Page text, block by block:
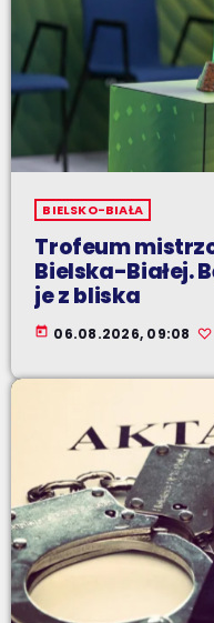
BIELSKO-BIAŁA
Trofeum
Bielska-Białej.
je z bliska
today 06.08.2026, 09:08